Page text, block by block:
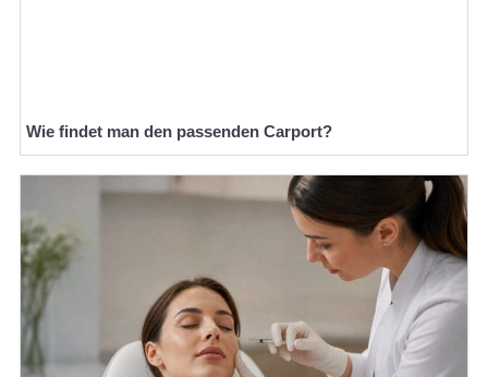
Wie findet man den passenden Carport?